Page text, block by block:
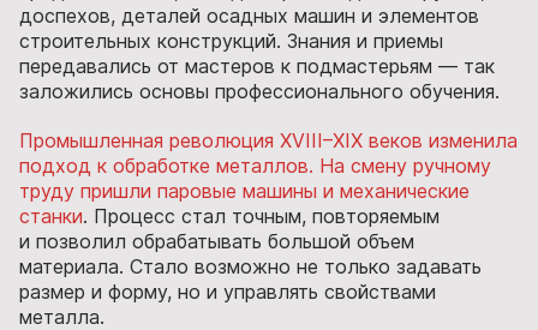
доспехов, деталей осадных машин и элементов
строительных конструкций. Знания и приемы
передавались от мастеров к подмастерьям — так
заложились основы профессионального обучения.
Промышленная революция XVIII–XIX веков изменила
подход к обработке металлов. На смену ручному
труду пришли паровые машины и механические
станки. Процесс стал точным, повторяемым
и позволил обрабатывать большой объем
материала. Стало возможно не только задавать
размер и форму, но и управлять свойствами
металла.